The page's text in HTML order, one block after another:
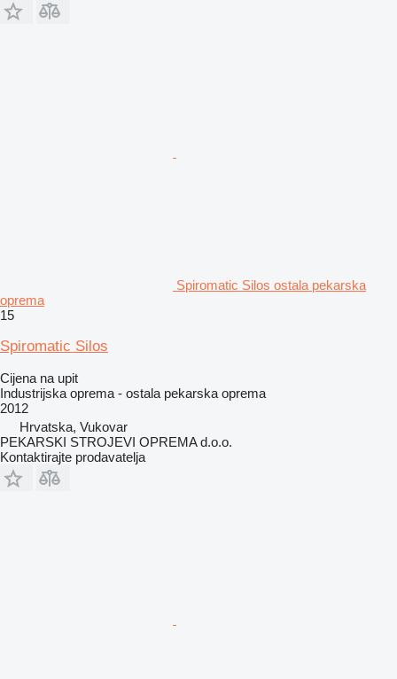
Spiromatic Silos ostala pekarska
oprema
15
Spiromatic Silos
Cijena na upit
Industrijska oprema - ostala pekarska oprema
2012
Hrvatska, Vukovar
PEKARSKI STROJEVI OPREMA d.o.o.
Kontaktirajte prodavatelja